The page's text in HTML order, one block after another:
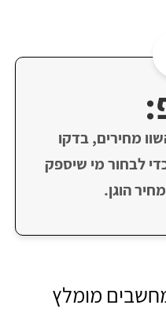
מחירים, בדקו
כדי לבחור מי שיספק
הוגן.
מומלץ